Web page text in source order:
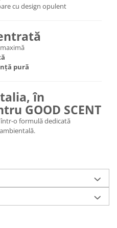
cu design opulent
pură
în
GOOD SCENT
o formulă dedicată